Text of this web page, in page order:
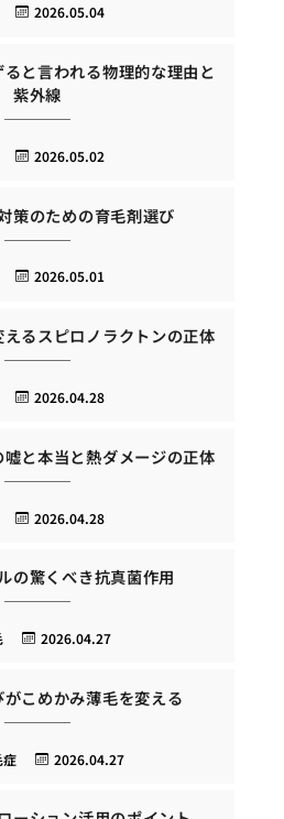
2026.05.04
と言われる物理的な理由と
紫外線
2026.05.02
策のための育毛剤選び
2026.05.01
るスピロノラクトンの正体
2026.04.28
と本当と熱ダメージの正体
2026.04.28
の驚くべき抗真菌作用
2026.04.27
こめかみ薄毛を変える
2026.04.27
症